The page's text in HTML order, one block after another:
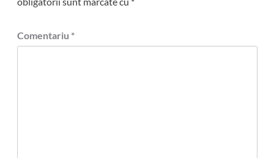
Comentariu *